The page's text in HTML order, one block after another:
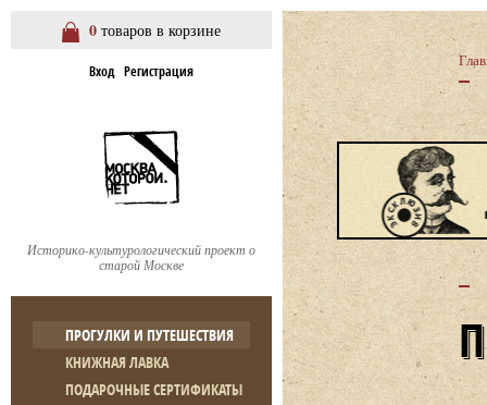
0 товаров в корзине
Вход Регистрация
Историко-культурологический проект о
старой Москве
ПРОГУЛКИ И ПУТЕШЕСТВИЯ
КНИЖНАЯ ЛАВКА
ПОДАРОЧНЫЕ СЕРТИФИКАТЫ